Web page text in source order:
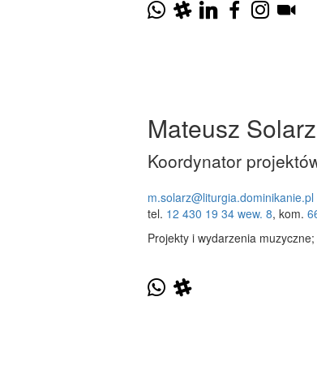
Mateusz Solarz
Koordynator
m.solarz@liturgia.dominikanie.pl
tel. 12 430 19 34 wew. 8, kom.
Projekty i wydarzenia